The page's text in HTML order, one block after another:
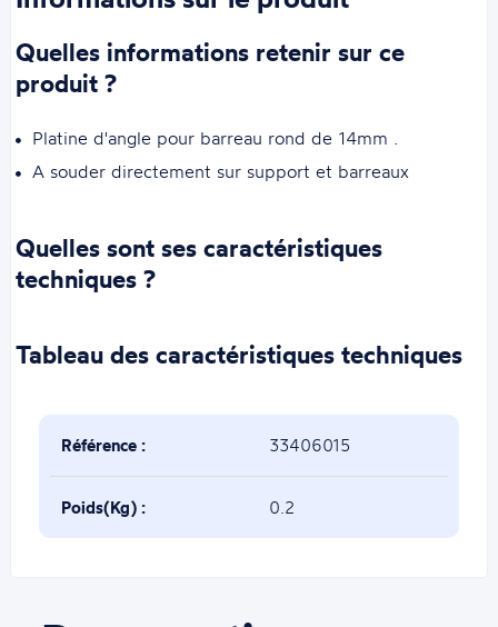
Quelles informations retenir sur ce
produit ?
Platine d'angle pour barreau rond de 14mm .
A souder directement sur support et barreaux
Quelles sont ses caractéristiques
techniques ?
Tableau des caractéristiques techniques
Référence : 33406015
Poids(Kg) : 0.2